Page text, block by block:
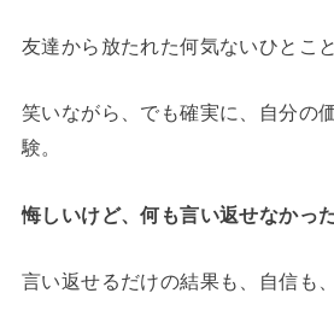
友達から放たれた何気ないひとこと
笑いながら、でも確実に、自分の
験。
悔しいけど、何も言い返せなかった
言い返せるだけの結果も、自信も